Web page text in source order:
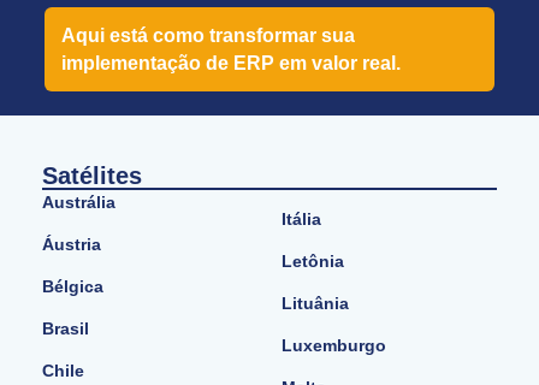
Aqui está como transformar sua
implementação de ERP em valor real.
Satélites
Austrália
Áustria
Bélgica
Brasil
Chile
Itália
Letônia
Lituânia
Luxemburgo